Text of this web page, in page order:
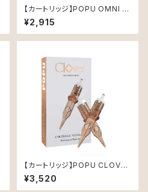
【カートリッジ】POPU OMNI V
2 0801RL (0.25mm)
¥2,915
【カートリッジ】POPU CLOVER
1001RL (0.30mm)
¥3,520